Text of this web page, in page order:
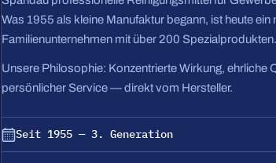
Was 1955 als kleine Manufaktur begann, ist heute ein
Familienunternehmen mit über 200 Spezialprodukten.
Unsere Philosophie: Konzentrierte Wirkung, ehrliche
persönlicher Service — direkt vom Hersteller.
Seit 1955 — 3. Generation